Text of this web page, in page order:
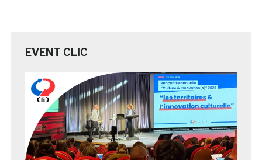
EVENT CLIC